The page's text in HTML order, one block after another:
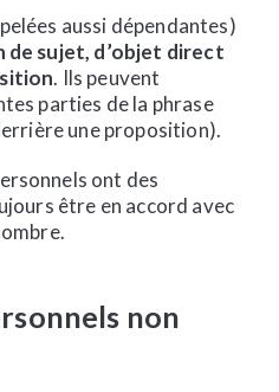
aussi dépendantes)
sujet, d’objet direct
. Ils peuvent
parties de la phrase
une proposition).
ont des
être en accord avec
non